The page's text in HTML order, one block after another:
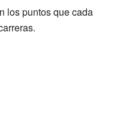
los puntos que cada